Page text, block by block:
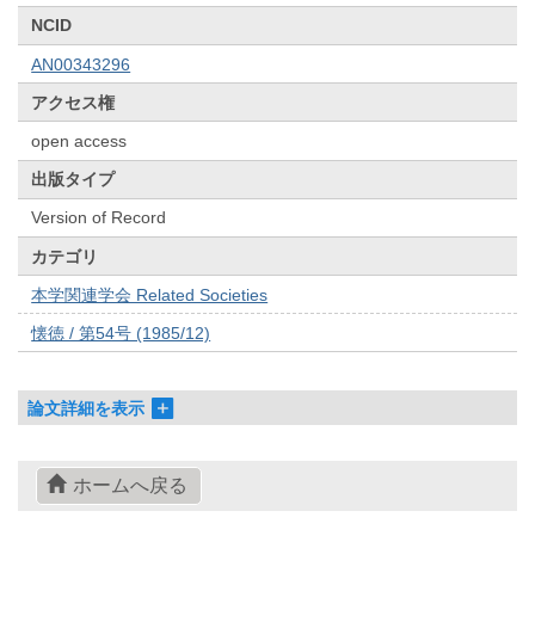
NCID
AN00343296
アクセス権
open access
出版タイプ
Version of Record
カテゴリ
本学関連学会 Related Societies
懐徳 / 第54号 (1985/12)
論文詳細を表示
ホームへ戻る